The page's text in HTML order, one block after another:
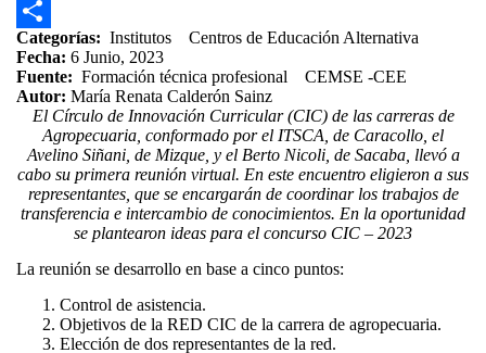
WhatsApp
Share
Categorías
Categorías: Institutos
Centros de Educación Alternativa
Fecha: 6 Junio, 2023
Fuente: Formación técnica profesional
CEMSE -CEE
Autor: María Renata Calderón Sainz
El Círculo de Innovación Curricular (CIC) de las carreras de
Agropecuaria, conformado por el ITSCA, de Caracollo, el
Avelino Siñani, de Mizque, y el Berto Nicoli, de Sacaba, llevó a
cabo su primera reunión virtual. En este encuentro eligieron a sus
representantes, que se encargarán de coordinar los trabajos de
transferencia e intercambio de conocimientos. En la oportunidad
se plantearon ideas para el concurso CIC – 2023
La reunión se desarrollo en base a cinco puntos:
Control de asistencia.
Objetivos de la RED CIC de la carrera de agropecuaria.
Elección de dos representantes de la red.